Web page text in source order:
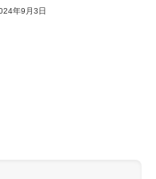
年9月3日